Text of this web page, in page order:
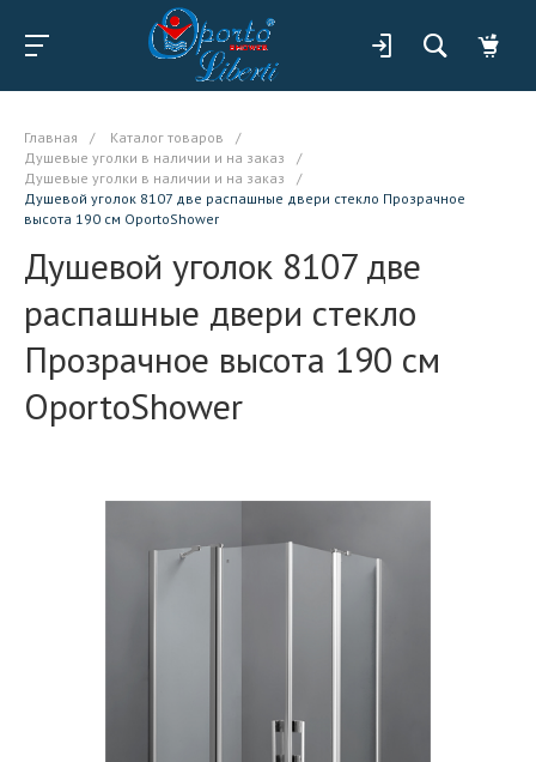
Главная / Каталог товаров
/
Душевые уголки в наличии и на заказ
/
Душевые уголки в наличии и на заказ
/
Душевой уголок 8107 две распашные двери стекло Прозрачное
высота 190 см OportoShower
Душевой уголок 8107 две
распашные двери стекло
Прозрачное высота 190 см
OportoShower